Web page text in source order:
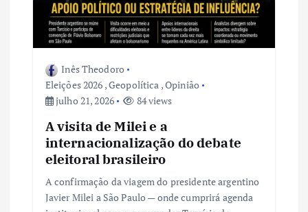
o
Inês Theodoro
Eleições 2026 ,Geopolítica ,Opinião
julho 21, 2026
84 views
A visita de Milei e a
internacionalização do debate
eleitoral brasileiro
A confirmação da viagem do presidente argentino
Javier Milei a São Paulo — onde cumprirá agenda